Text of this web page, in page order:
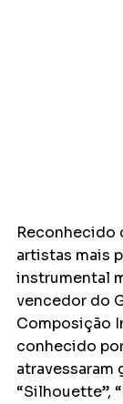
Reconhecido
artistas mais
instrumental
vencedor do
Composição
conhecido
atravessaram
“Silhouette”,